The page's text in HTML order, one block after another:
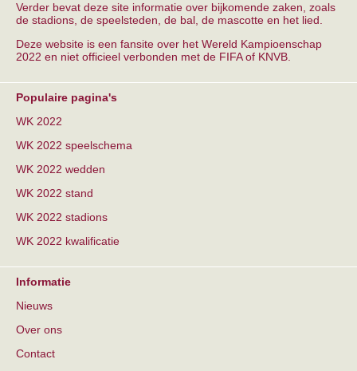
Verder bevat deze site informatie over bijkomende zaken, zoals
de stadions, de speelsteden, de bal, de mascotte en het lied.
Deze website is een fansite over het Wereld Kampioenschap
2022 en niet officieel verbonden met de FIFA of KNVB.
Populaire pagina's
WK 2022
WK 2022 speelschema
WK 2022 wedden
WK 2022 stand
WK 2022 stadions
WK 2022 kwalificatie
Informatie
Nieuws
Over ons
Contact